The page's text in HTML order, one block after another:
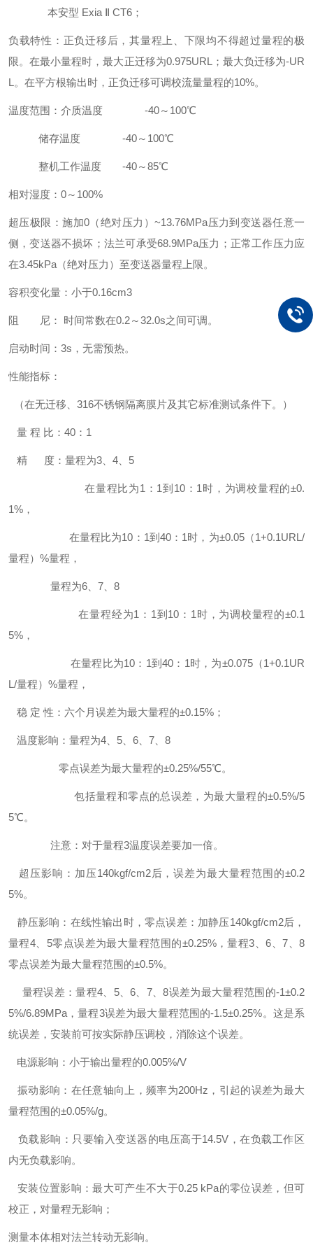
本安型 Exia Ⅱ CT6；
负载特性：正负迁移后，其量程上、下限均不得超过量程的极
限。在最小量程时，最大正迁移为0.975URL；最大负迁移为-UR
L。在平方根输出时，正负迁移可调校流量量程的10%。
温度范围：介质温度 -40～100℃
储存温度 -40～100℃
整机工作温度 -40～85℃
相对湿度：0～100%
超压极限：施加0（绝对压力）~13.76MPa压力到变送器任意一
侧，变送器不损坏；法兰可承受68.9MPa压力；正常工作压力应
在3.45kPa（绝对压力）至变送器量程上限。
容积变化量：小于0.16cm3
阻 尼： 时间常数在0.2～32.0s之间可调。
启动时间：3s，无需预热。
性能指标：
（在无迁移、316不锈钢隔离膜片及其它标准测试条件下。）
量 程 比：40：1
精 度：量程为3、4、5
在量程比为1：1到10：1时，为调校量程的±0.
1%，
在量程比为10：1到40：1时，为±0.05（1+0.1URL/
量程）%量程，
量程为6、7、8
在量程经为1：1到10：1时，为调校量程的±0.1
5%，
在量程比为10：1到40：1时，为±0.075（1+0.1UR
L/量程）%量程，
稳 定 性：六个月误差为最大量程的±0.15%；
温度影响：量程为4、5、6、7、8
零点误差为最大量程的±0.25%/55℃。
包括量程和零点的总误差，为最大量程的±0.5%/5
5℃。
注意：对于量程3温度误差要加一倍。
超压影响：加压140kgf/cm2后，误差为最大量程范围的±0.2
5%。
静压影响：在线性输出时，零点误差：加静压140kgf/cm2后，
量程4、5零点误差为最大量程范围的±0.25%，量程3、6、7、8
零点误差为最大量程范围的±0.5%。
量程误差：量程4、5、6、7、8误差为最大量程范围的-1±0.2
5%/6.89MPa，量程3误差为最大量程范围的-1.5±0.25%。这是系
统误差，安装前可按实际静压调校，消除这个误差。
电源影响：小于输出量程的0.005%/V
振动影响：在任意轴向上，频率为200Hz，引起的误差为最大
量程范围的±0.05%/g。
负载影响：只要输入变送器的电压高于14.5V，在负载工作区
内无负载影响。
安装位置影响：最大可产生不大于0.25 kPa的零位误差，但可
校正，对量程无影响；
测量本体相对法兰转动无影响。